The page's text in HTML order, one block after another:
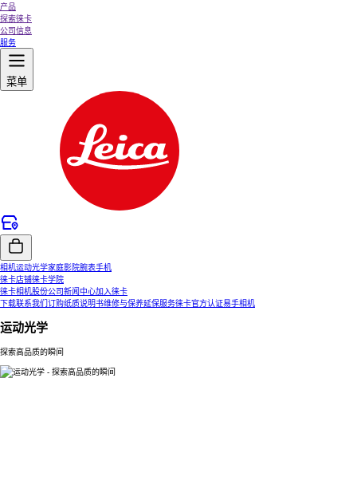
产品
探索徕卡
公司信息
服务
菜单
相机运动光学家庭影院腕表手机
徕卡店铺徕卡学院
徕卡相机股份公司新闻中心加入徕卡
下载联系我们订购纸质说明书维修与保养延保服务徕卡官方认证易手相机
运动光学
探索高品质的瞬间